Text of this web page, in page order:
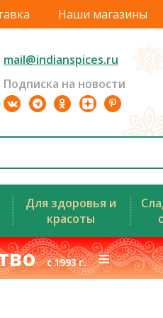
Наши магазины
mail@indianspices.ru
Подписка на новости
Для здоровья и
красоты
с 1993 г.≡